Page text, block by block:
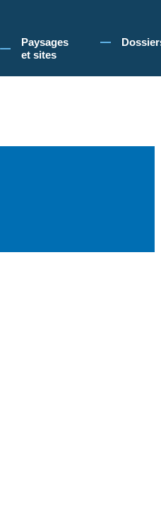
de cookies pour vous
Paysages
et sites